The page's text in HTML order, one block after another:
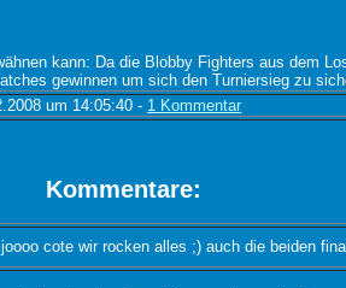
kann: Da die Blobby Fighters aus dem
gewinnen um sich den Turniersieg zu
um 14:05:40 - 1 Kommentar
Kommentare:
cote wir rocken alles ;) auch die beiden